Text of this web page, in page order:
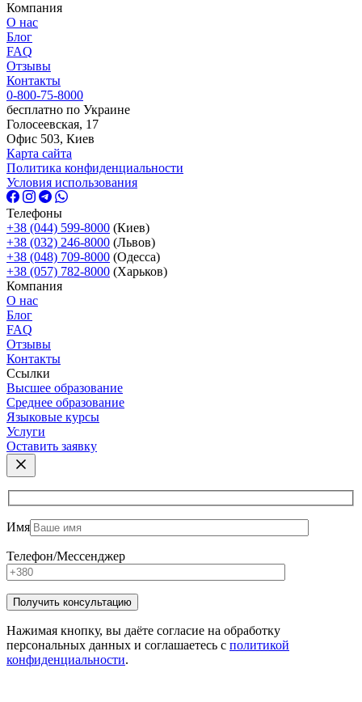
Компания
О нас
Блог
FAQ
Отзывы
Контакты
0-800-75-8000
бесплатно по Украине
Голосеевская, 17
Офис 503, Киев
Карта сайта
Политика конфиденциальности
Условия использования
Телефоны
+38 (044) 599-8000 (Киев)
+38 (032) 246-8000 (Львов)
+38 (048) 709-8000 (Одесcа)
+38 (057) 782-8000 (Харьков)
Компания
О нас
Блог
FAQ
Отзывы
Контакты
Ссылки
Высшее образование
Среднее образование
Языковые курсы
Услуги
Оставить заявку
Имя
Телефон/Мессенджер
Нажимая кнопку, вы даёте согласие на обработку
персональных данных и соглашаетесь с политикой
конфиденциальности.